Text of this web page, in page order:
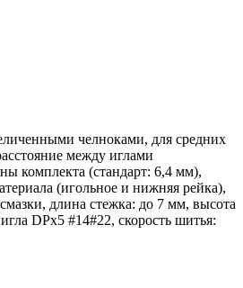
челноками, для средних
между иглами
комплекта (стандарт: 6,4 мм),
(игольное и нижняя рейка),
длина стежка: до 7 мм, высота
DPx5 #14#22, скорость шитья: